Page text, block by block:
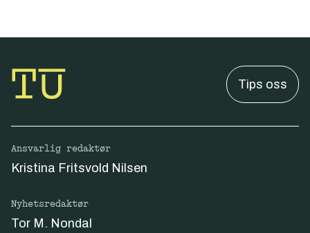
Tips oss
Ansvarlig redaktør
Kristina Fritsvold Nilsen
Nyhetsredaktør
Tor M. Nondal